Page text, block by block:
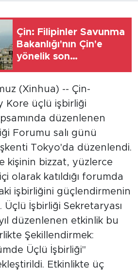
Çin: Filipinler Savunma
Bakanlığı'nın Çin'e
yönelik son
(Xinhua) -- Çin-
Kore üçlü işbirliği
düzenlenen
Forumu salı günü
Tokyo'da düzenlendi.
kişinin bizzat, yüzlerce
olarak katıldığı forumda
işbirliğini güçlendirmenin
Üçlü İşbirliği Sekretaryası
düzenlenen etkinlik bu
Şekillendirmek:
Üçlü İşbirliği"
Etkinlikte üç